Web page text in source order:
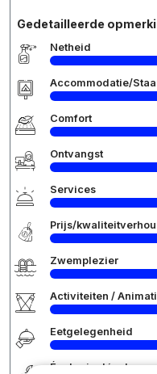
Gedetailleerde
Netheid
Accommodatie/
Comfort
Ontvangst
Services
Prijs/
Zwemplezier
Activiteiten /
Eetgelegenheid
Écologie